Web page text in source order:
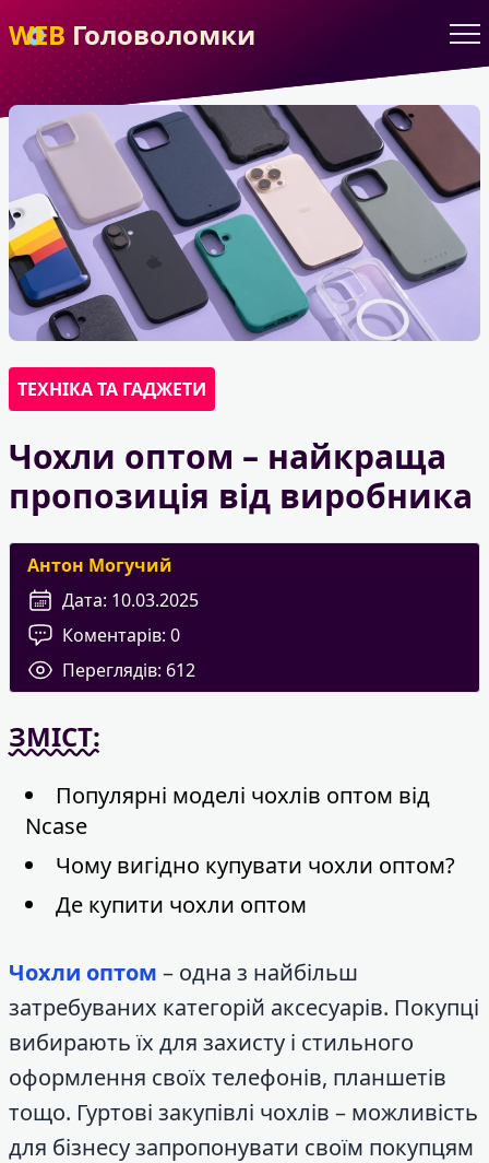
WEBГоловоломки
ТЕХНІКА ТА ГАДЖЕТИ
Чохли оптом – найкраща
пропозиція від виробника
Антон Могучий
Дата: 10.03.2025
Коментарів: 0
Переглядів: 612
ЗМІСТ:
Популярні моделі чохлів оптом від
Ncase
Чому вигідно купувати чохли оптом?
Де купити чохли оптом
Чохли оптом – одна з найбільш
затребуваних категорій аксесуарів. Покупці
вибирають їх для захисту і стильного
оформлення своїх телефонів, планшетів
тощо. Гуртові закупівлі чохлів – можливість
для бізнесу запропонувати своїм покупцям